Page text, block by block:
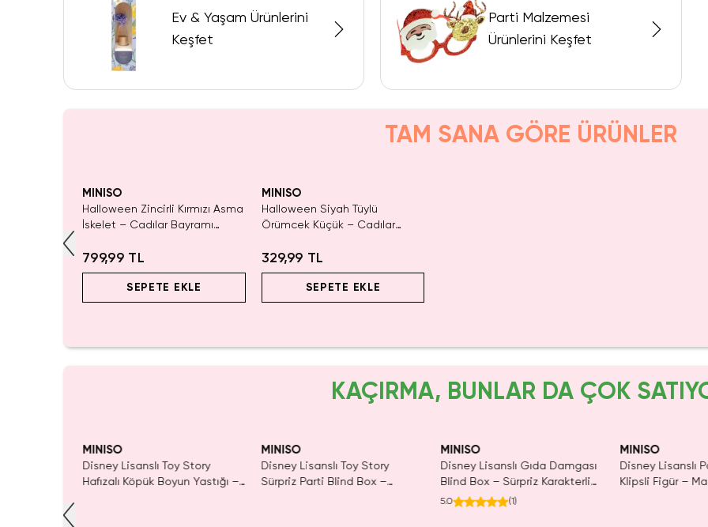
Ev & Yaşam Ürünlerini
Keşfet
Parti Malzemesi
Ürünlerini Keşfet
TAM SANA GÖRE ÜRÜNLER
MINISO
Halloween Zincirli Kırmızı Asma
İskelet – Cadılar Bayramı
Figürü
799,99 TL
SEPETE EKLE
MINISO
Halloween Siyah Tüylü
Örümcek Küçük – Cadılar
Dekoratif Örümcek Figürü
329,99 TL
SEPETE EKLE
KAÇIRMA, BUNLAR DA ÇOK
MINISO
Disney Lisanslı Toy Story
Hafızalı Köpük Boyun Yastığı –
MINISO
Disney Lisanslı Toy Story
Sürpriz Parti Blind Box –
MINISO
Disney Lisanslı Gıda Damgası
Blind Box – Sürpriz Karakterli
Eğlenceli Sunum
5.0 (1)
MINISO
Disney Lisanslı
Klipsli Figür –